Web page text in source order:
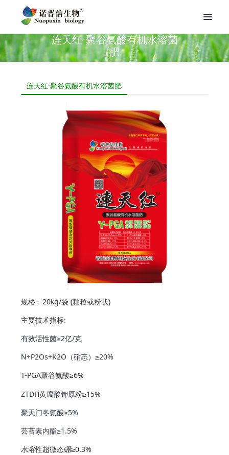
连天红·聚谷氨酸有机水溶菌
肥
连天红·聚谷氨酸有机水溶菌肥
规格：20kg/袋 (颗粒或粉状)
主要技术指标:
有效活性菌≥2亿/克
N+P2Os+K2O（硝态）≥20%
T-PGA聚谷氨酸≥6%
ZTDH黄腐酸钾原粉≥15%
聚天门冬氨酸≥5%
芸苔素内酯≥1.5%
水溶性超微态硼≥0.3%